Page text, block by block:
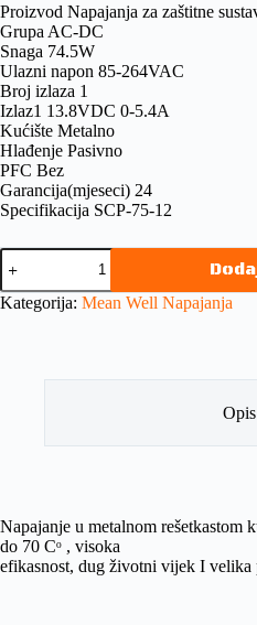
Proizvod Napajanja za zaštitne
Grupa AC-DC
Snaga 74.5W
Ulazni napon 85-264VAC
Broj izlaza 1
Izlaz1 13.8VDC 0-5.4A
Kućište Metalno
Hlađenje Pasivno
PFC Bez
Garancija(mjeseci) 24
Specifikacija SCP-75-12
Kategorija: Mean Well Napajanja
Opis
Napajanje u metalnom rešetkastom
do 70 Cᵒ , visoka
efikasnost, dug životni vijek I velika